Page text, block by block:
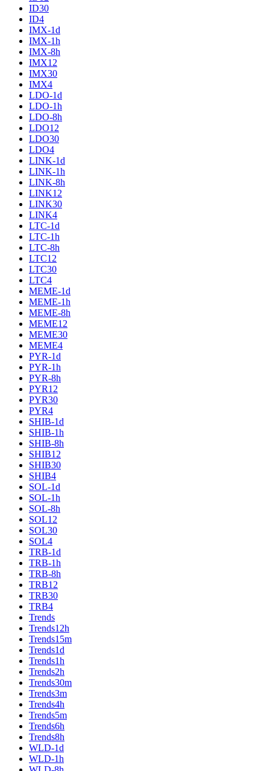
ID30
ID4
IMX-1d
IMX-1h
IMX-8h
IMX12
IMX30
IMX4
LDO-1d
LDO-1h
LDO-8h
LDO12
LDO30
LDO4
LINK-1d
LINK-1h
LINK-8h
LINK12
LINK30
LINK4
LTC-1d
LTC-1h
LTC-8h
LTC12
LTC30
LTC4
MEME-1d
MEME-1h
MEME-8h
MEME12
MEME30
MEME4
PYR-1d
PYR-1h
PYR-8h
PYR12
PYR30
PYR4
SHIB-1d
SHIB-1h
SHIB-8h
SHIB12
SHIB30
SHIB4
SOL-1d
SOL-1h
SOL-8h
SOL12
SOL30
SOL4
TRB-1d
TRB-1h
TRB-8h
TRB12
TRB30
TRB4
Trends
Trends12h
Trends15m
Trends1d
Trends1h
Trends2h
Trends30m
Trends3m
Trends4h
Trends5m
Trends6h
Trends8h
WLD-1d
WLD-1h